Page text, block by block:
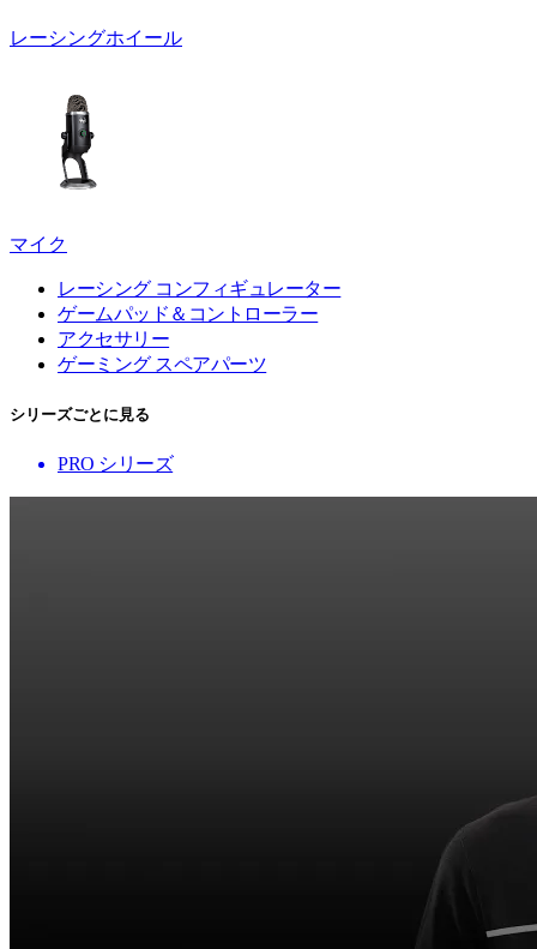
レーシングホイール
マイク
レーシング コンフィギュレーター
ゲームパッド＆コントローラー
アクセサリー
ゲーミング スペアパーツ
シリーズごとに見る
PRO シリーズ